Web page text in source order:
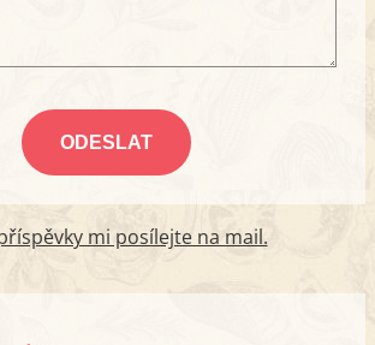
mi posílejte na mail.